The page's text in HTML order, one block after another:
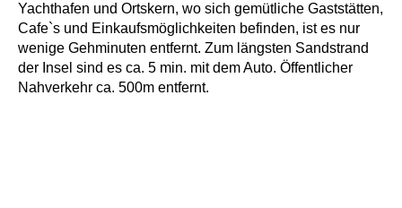
Yachthafen und Ortskern, wo sich gemütliche Gaststätten,
Cafe`s und Einkaufsmöglichkeiten befinden, ist es nur
wenige Gehminuten entfernt. Zum längsten Sandstrand
der Insel sind es ca. 5 min. mit dem Auto. Öffentlicher
Nahverkehr ca. 500m entfernt.